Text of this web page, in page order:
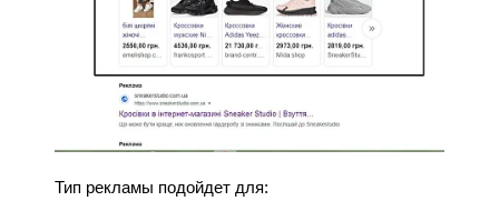
Тип рекламы подойдет для: